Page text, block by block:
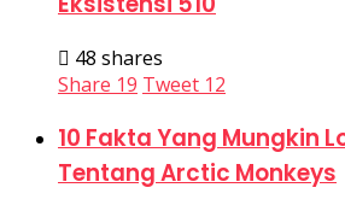
48 shares
Share 19 Tweet 12
10 Fakta Yang Mungkin
Tentang Arctic Monkeys